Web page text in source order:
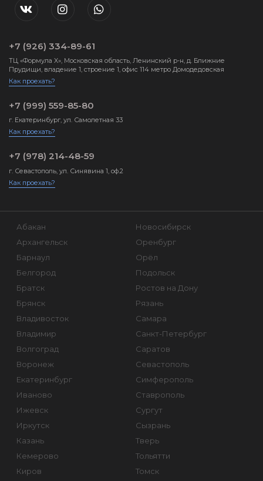
+7 (926) 334-89-61
ТЦ «Формула X», Московская область, Ленинский р-н, д. Ближние
Прудищи, владение 1, строение 1, офис 114 метро Домодедовская
Как проехать?
+7 (999) 559-85-80
г. Екатеринбург, ул. Самолетная 33
Как проехать?
+7 (978) 214-48-59
г. Севастополь, ул. Синявина 1, оф.2
Как проехать?
Абакан
Архангельск
Барнаул
Белгород
Братск
Брянск
Владивосток
Владимир
Волгоград
Воронеж
Екатеринбург
Иваново
Ижевск
Иркутск
Казань
Кемерово
Киров
Новосибирск
Оренбург
Орёл
Подольск
Ростов на Дону
Рязань
Самара
Санкт-Петербург
Саратов
Севастополь
Симферополь
Ставрополь
Сургут
Сызрань
Тверь
Тольятти
Томск